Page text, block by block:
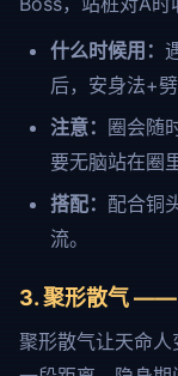
什么时候用：
后，安身法+
注意： 圈会随
要无脑站在圈
搭配： 配合铜
流。
3. 聚形散气 ——
聚形散气让天命